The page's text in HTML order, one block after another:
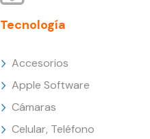
Tecnología
Accesorios
Apple Software
Cámaras
Celular, Teléfono